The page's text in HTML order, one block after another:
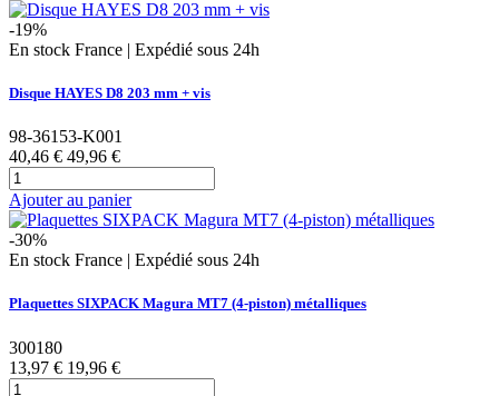
-19%
En stock France | Expédié sous 24h
Disque HAYES D8 203 mm + vis
98-36153-K001
40,46 € 49,96 €
Ajouter au panier
-30%
En stock France | Expédié sous 24h
Plaquettes SIXPACK Magura MT7 (4-piston) métalliques
300180
13,97 € 19,96 €